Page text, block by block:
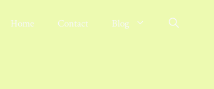
Home Contact Blog